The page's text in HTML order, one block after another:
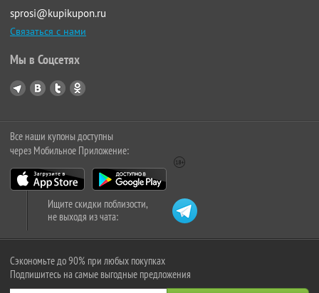
sprosi@kupikupon.ru
Связаться с нами
Мы в Соцсетях
Все наши купоны доступны
через Мобильное Приложение:
Ищите скидки поблизости,
не выходя из чата:
Сэкономьте до 90% при любых покупках
Подпишитесь на самые выгодные предложения